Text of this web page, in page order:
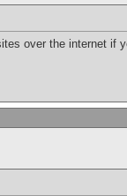
over the internet